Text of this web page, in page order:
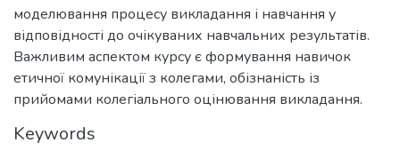
моделювання процесу викладання і навчання у
відповідності до очікуваних навчальних результатів.
Важливим аспектом курсу є формування навичок
етичної комунікації з колегами, обізнаність із
прийомами колегіального оцінювання викладання.
Keywords